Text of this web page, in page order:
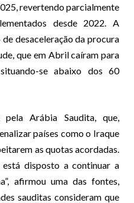
revertendo parcialmente
desde 2022. A
desaceleração da procura
que em Abril caíram para
se abaixo dos 60
Arábia Saudita, que,
países como o Iraque
as quotas acordadas.
disposto a continuar a
afirmou uma das fontes,
sauditas consideram que